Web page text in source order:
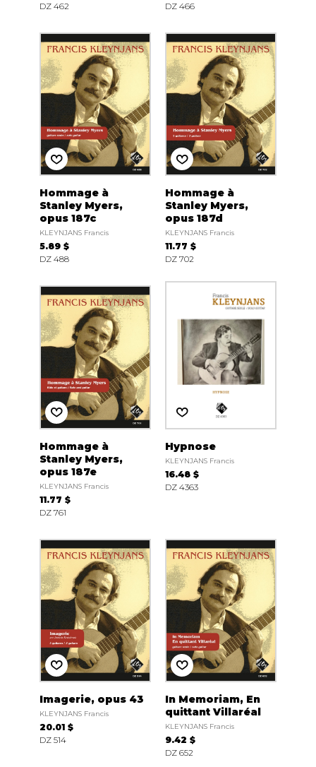
DZ 462
DZ 466
Hommage à
Stanley Myers,
opus 187c
KLEYNJANS Francis
5.89 $
DZ 488
Hommage à
Stanley Myers,
opus 187d
KLEYNJANS Francis
11.77 $
DZ 702
Hommage à
Stanley Myers,
opus 187e
KLEYNJANS Francis
11.77 $
DZ 761
Hypnose
KLEYNJANS Francis
16.48 $
DZ 4363
Imagerie, opus 43
KLEYNJANS Francis
20.01 $
DZ 514
In Memoriam, En
quittant Villaréal
KLEYNJANS Francis
9.42 $
DZ 652